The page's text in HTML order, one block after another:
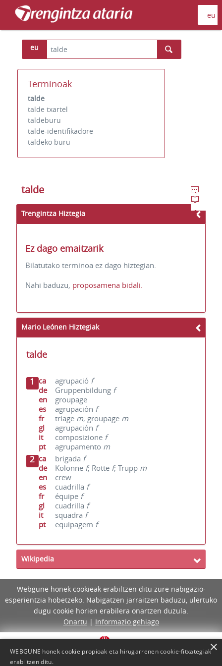
eu
Terminoak
talde
talde txartel
taldeburu
talde-identifikadore
taldeko buru
talde
Trengintza Hiztegia
Ez dago emaitzarik
Bilatutako terminoa ez dago hiztegian.
Nahi baduzu, proposamena bidali.
Mario Leónen Hiztegiak
talde
1 ca agrupació f
de
Gruppenbildung f
en
groupage
es
agrupación f
fr
triage m; groupage m
gl
agrupación f
it
composizione f
pt
agrupamento m
2 ca brigada f
de
Kolonne f; Rotte f; Trupp m
en
crew
es
cuadrilla f
fr
équipe f
gl
cuadrilla f
it
squadra f
pt
equipagem f
Wikipedia
Webgune honek cookieak erabiltzen ditu zure nabigazio-
esperientzia hobetzeko. Nabigatzen jarraitzen baduzu, ulertuko
dugu cookie horien erabilera onartzen duzula.
Onartu | Informazio gehiago
WEBGUNE honek cookie propioak eta hirugarrenen cookie-fitxategiak
erabiltzen ditu.
×